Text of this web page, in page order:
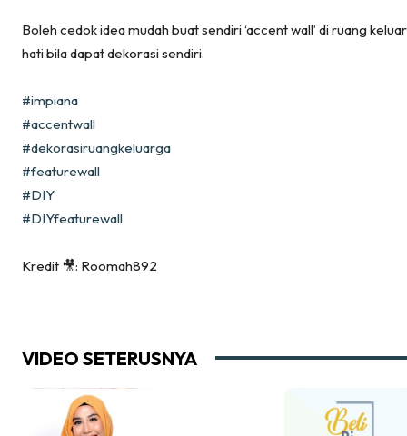
Boleh cedok idea mudah buat sendiri ‘accent wall’ di ruang
hati bila dapat dekorasi sendiri.
#impiana
#accentwall
#dekorasiruangkeluarga
#featurewall
#DIY
#DIYfeaturewall
Kredit 🎥: Roomah892
VIDEO SETERUSNYA